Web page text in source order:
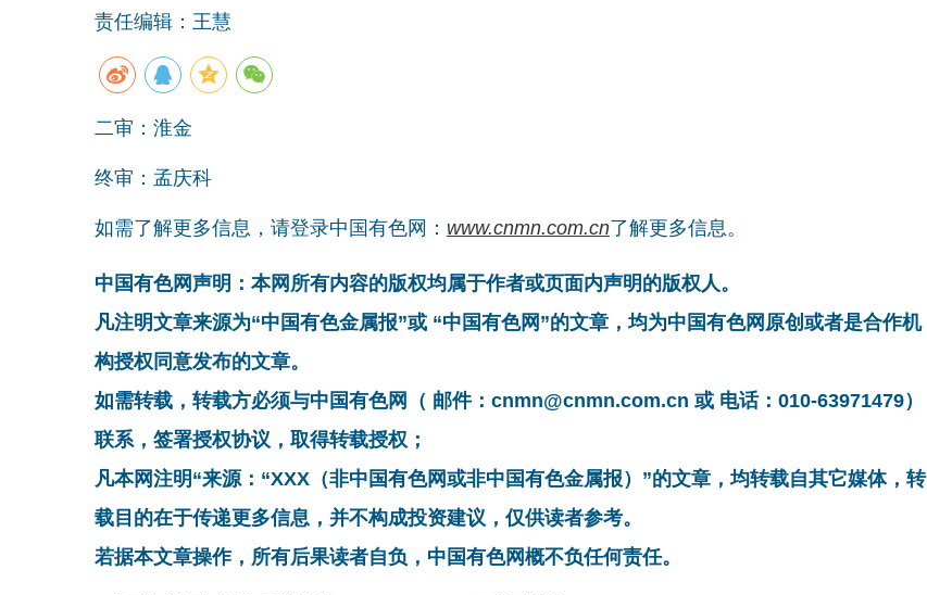
责任编辑：王慧
二审：淮金
终审：孟庆科
如需了解更多信息，请登录中国有色网： www.cnmn.com.cn了解更多信息。
中国有色网声明：本网所有内容的版权均属于作者或页面内声明的版权人。
凡注明文章来源为“中国有色金属报”或 “中国有色网”的文章，均为中国有色网原创或者是合作机
构授权同意发布的文章。
如需转载，转载方必须与中国有色网（ 邮件：cnmn@cnmn.com.cn 或 电话：010-63971479）
联系，签署授权协议，取得转载授权；
凡本网注明“来源：“XXX（非中国有色网或非中国有色金属报）”的文章，均转载自其它媒体，转
载目的在于传递更多信息，并不构成投资建议，仅供读者参考。
若据本文章操作，所有后果读者自负，中国有色网概不负任何责任。